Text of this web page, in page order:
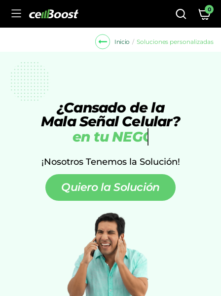
0
Inicio Soluciones personalizadas
¿Cansado de la
Mala Señal Celular?
en tu PUEBLO
¡Nosotros Tenemos la Solución!
Quiero la Solución